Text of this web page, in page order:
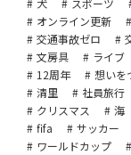
犬
スポーツ
オンライン更新
交通事故ゼロ
文房具
ライブ
12周年
想いを
清里
社員旅行
クリスマス
海
fifa
サッカー
ワールドカップ